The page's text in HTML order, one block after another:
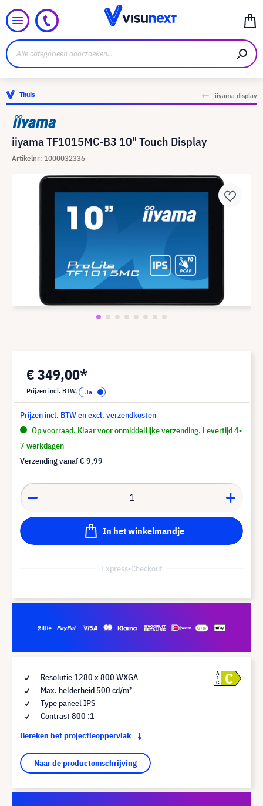
Thuis iiyama display
iiyama TF1015MC-B3 10" Touch Display
Artikelnr: 1000032336
€ 349,00*
Prijzen incl. BTW.
Prijzen incl. BTW en excl. verzendkosten
Op voorraad. Klaar voor onmiddellijke verzending. Levertijd 4-
7 werkdagen
Verzending vanaf€ 9,99
In het winkelmandje
Express-Checkout
Resolutie 1280 x 800 WXGA
Max. helderheid 500 cd/m²
Type paneel IPS
Contrast 800 :1
Bereken het projectieoppervlak
Naar de productomschrijving
A
G
C